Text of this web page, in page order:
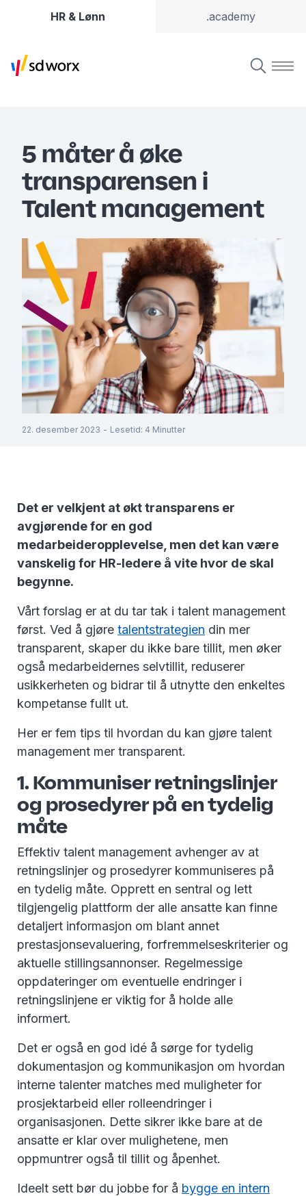
HR & Lønn .academy
5 måter å øke
transparensen i
Talent management
22. desember 2023 - Lesetid: 4 Minutter
Det er velkjent at økt transparens er
avgjørende for en god
medarbeideropplevelse, men det kan være
vanskelig for HR-ledere å vite hvor de skal
begynne.
Vårt forslag er at du tar tak i talent management
først. Ved å gjøre talentstrategien din mer
transparent, skaper du ikke bare tillit, men øker
også medarbeidernes selvtillit, reduserer
usikkerheten og bidrar til å utnytte den enkeltes
kompetanse fullt ut.
Her er fem tips til hvordan du kan gjøre talent
management mer transparent.
1. Kommuniser retningslinjer
og prosedyrer på en tydelig
måte
Effektiv talent management avhenger av at
retningslinjer og prosedyrer kommuniseres på
en tydelig måte. Opprett en sentral og lett
tilgjengelig plattform der alle ansatte kan finne
detaljert informasjon om blant annet
prestasjonsevaluering, forfremmelseskriterier og
aktuelle stillingsannonser. Regelmessige
oppdateringer om eventuelle endringer i
retningslinjene er viktig for å holde alle
informert.
Det er også en god idé å sørge for tydelig
dokumentasjon og kommunikasjon om hvordan
interne talenter matches med muligheter for
prosjektarbeid eller rolleendringer i
organisasjonen. Dette sikrer ikke bare at de
ansatte er klar over mulighetene, men
oppmuntrer også til tillit og åpenhet.
Ideelt sett bør du jobbe for å bygge en intern